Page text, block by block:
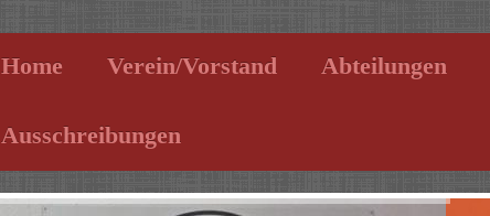
Home Verein/Vorstand Abteilungen
Ausschreibungen